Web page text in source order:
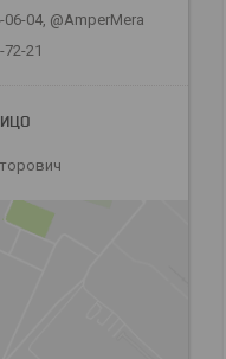
06-04, @AmperMera
21